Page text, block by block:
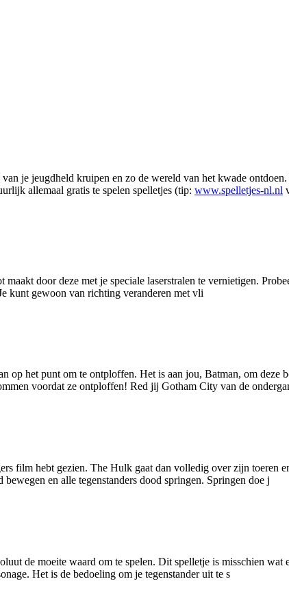
je jeugdheld kruipen en zo de wereld van het kwade
allemaal gratis te spelen spelletjes (tip: www.spelletjes-nl.nl
door deze met je speciale laserstralen te vernietigen.
kunt gewoon van richting veranderen met vli
op het punt om te ontploffen. Het is aan jou, Batman, om deze
voordat ze ontploffen! Red jij Gotham City van de
film hebt gezien. The Hulk gaat dan volledig over zijn toeren
en alle tegenstanders dood springen. Springen doe j
de moeite waard om te spelen. Dit spelletje is misschien
Het is de bedoeling om je tegenstander uit te s